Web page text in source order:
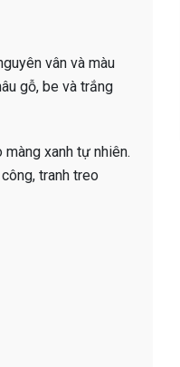
vân và màu
gỗ, be và trắng
xanh tự nhiên.
tranh treo